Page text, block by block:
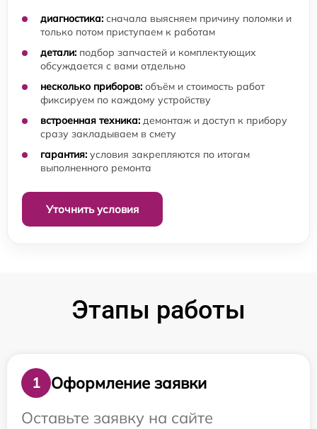
диагностика: сначала выясняем причину поломки и
только потом приступаем к работам
детали: подбор запчастей и комплектующих
обсуждается с вами отдельно
несколько приборов: объём и стоимость работ
фиксируем по каждому устройству
встроенная техника: демонтаж и доступ к прибору
сразу закладываем в смету
гарантия: условия закрепляются по итогам
выполненного ремонта
Уточнить условия
Этапы работы
1
Оформление заявки
Оставьте заявку на сайте